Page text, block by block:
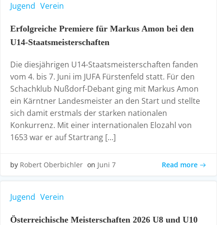
Jugend Verein
Erfolgreiche Premiere für Markus Amon bei den
U14-Staatsmeisterschaften
Die diesjährigen U14-Staatsmeisterschaften fanden
vom 4. bis 7. Juni im JUFA Fürstenfeld statt. Für den
Schachklub Nußdorf-Debant ging mit Markus Amon
ein Kärntner Landesmeister an den Start und stellte
sich damit erstmals der starken nationalen
Konkurrenz. Mit einer internationalen Elozahl von
1653 war er auf Startrang […]
by Robert Oberbichler on Juni 7 Read more
Jugend Verein
Österreichische Meisterschaften 2026 U8 und U10